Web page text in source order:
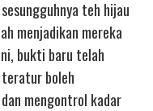
teh hijau
menjadikan mereka
bukti baru telah
boleh
mengontrol kadar